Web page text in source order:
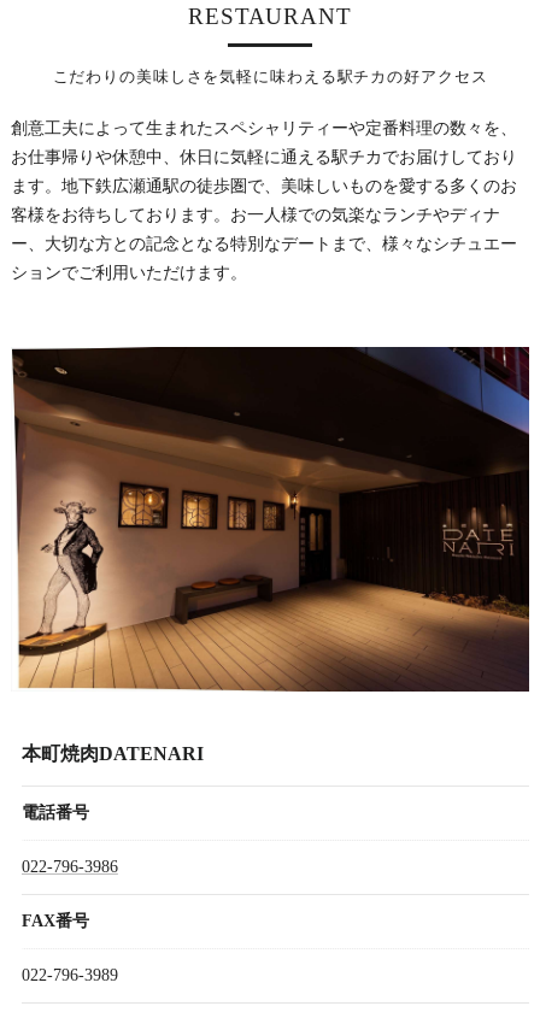
こだわりの美味しさを気軽に味わえる駅チカの好アクセス
RESTAURANT
創意工夫によって生まれたスペシャリティーや定番料理の数々を、
お仕事帰りや休憩中、休日に気軽に通える駅チカでお届けしており
ます。地下鉄広瀬通駅の徒歩圏で、美味しいものを愛する多くのお
客様をお待ちしております。お一人様での気楽なランチやディナ
ー、大切な方との記念となる特別なデートまで、様々なシチュエー
ションでご利用いただけます。
本町焼肉DATENARI
電話番号
022-796-3986
FAX番号
022-796-3989